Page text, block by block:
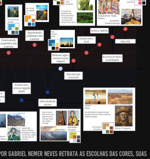
Gabriel Nemer Neves retrata as escolhas das cores, suas